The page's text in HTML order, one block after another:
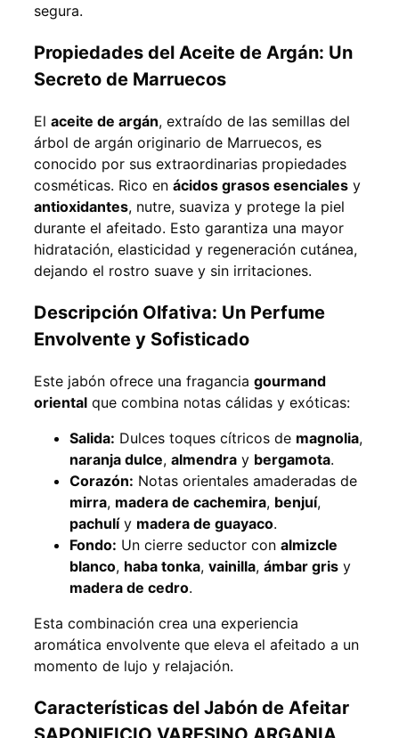
segura.
Propiedades del Aceite de Argán: Un
Secreto de Marruecos
El aceite de argán, extraído de las semillas del
árbol de argán originario de Marruecos, es
conocido por sus extraordinarias propiedades
cosméticas. Rico en ácidos grasos esenciales y
antioxidantes, nutre, suaviza y protege la piel
durante el afeitado. Esto garantiza una mayor
hidratación, elasticidad y regeneración cutánea,
dejando el rostro suave y sin irritaciones.
Descripción Olfativa: Un Perfume
Envolvente y Sofisticado
Este jabón ofrece una fragancia gourmand
oriental que combina notas cálidas y exóticas:
Salida: Dulces toques cítricos de magnolia,
naranja dulce, almendra y bergamota.
Corazón: Notas orientales amaderadas de
mirra, madera de cachemira, benjuí,
pachulíy madera de guayaco.
Fondo: Un cierre seductor con almizcle
blanco, haba tonka, vainilla, ámbar gris y
madera de cedro.
Esta combinación crea una experiencia
aromática envolvente que eleva el afeitado a un
momento de lujo y relajación.
Características del Jabón de Afeitar